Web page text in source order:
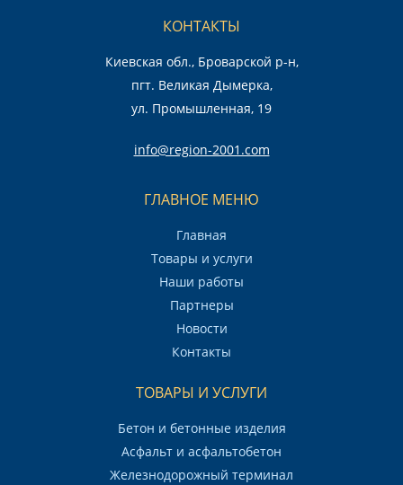
КОНТАКТЫ
Киевская обл., Броварской р-н,
пгт. Великая Дымерка,
ул. Промышленная, 19
info@region-2001.com
ГЛАВНОЕ МЕНЮ
Главная
Товары и услуги
Наши работы
Партнеры
Новости
Контакты
ТОВАРЫ И УСЛУГИ
Бетон и бетонные изделия
Асфальт и асфальтобетон
Железнодорожный терминал